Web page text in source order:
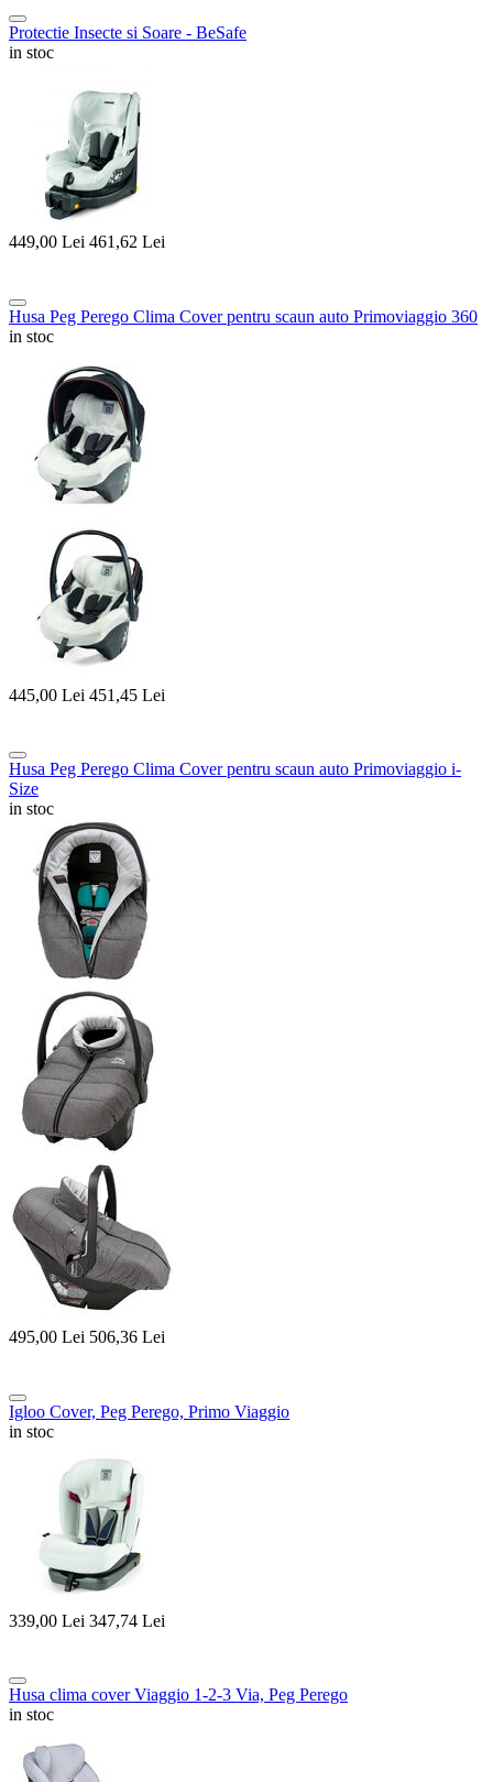
Protectie Insecte si Soare - BeSafe
in stoc
449,00 Lei 461,62 Lei
Husa Peg Perego Clima Cover pentru scaun auto Primoviaggio 360
in stoc
445,00 Lei 451,45 Lei
Husa Peg Perego Clima Cover pentru scaun auto Primoviaggio i-
Size
in stoc
495,00 Lei 506,36 Lei
Igloo Cover, Peg Perego, Primo Viaggio
in stoc
339,00 Lei 347,74 Lei
Husa clima cover Viaggio 1-2-3 Via, Peg Perego
in stoc